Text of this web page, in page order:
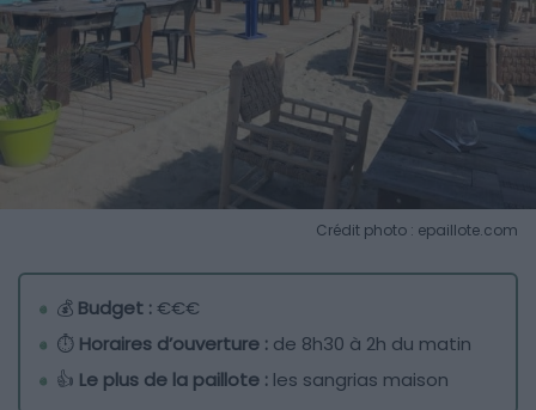
Crédit photo : epaillote.com
💰 Budget :€€€
⏱️ Horaires d’ouverture : de 8h30 à 2h du matin
👍 Le plus de la paillote : les sangrias maison